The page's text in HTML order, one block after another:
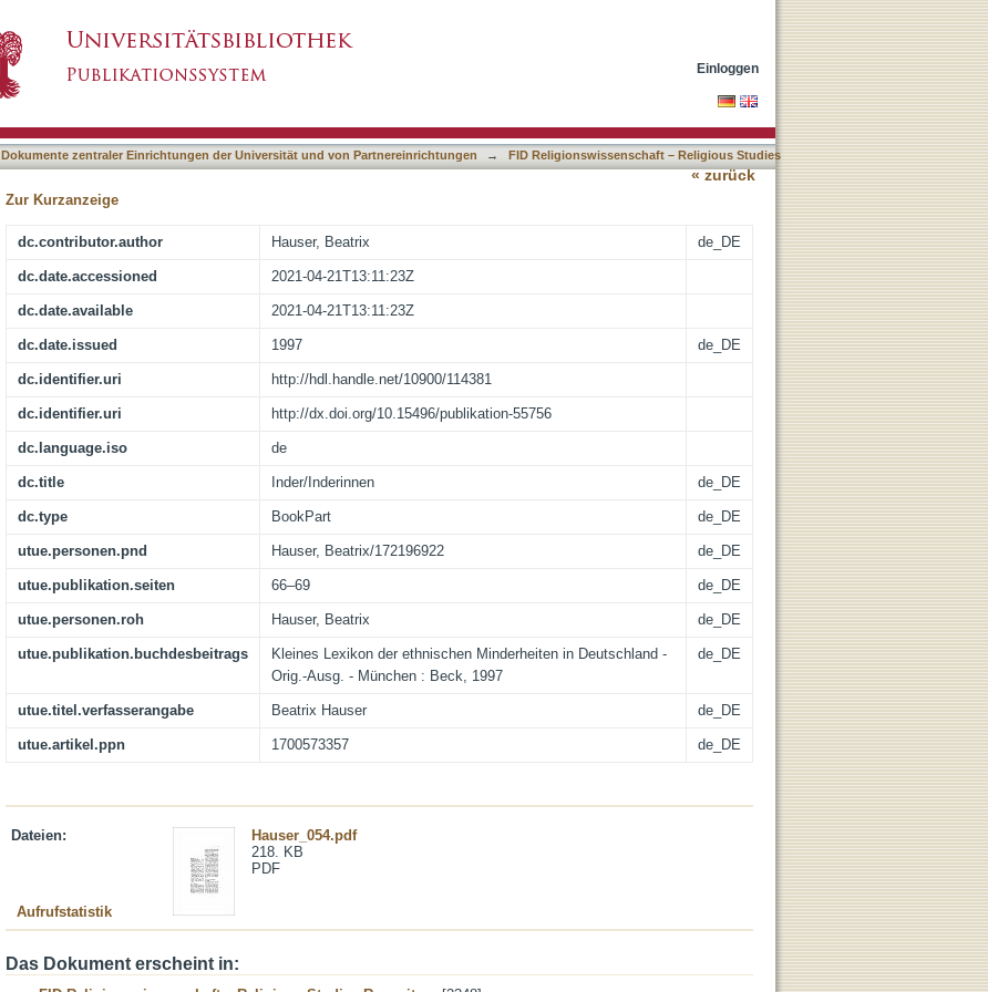
Einloggen
Dokumente zentraler Einrichtungen der Universität und von Partnereinrichtungen →
FID Religionswissenschaft – Religious Studies
« zurück
Zur Kurzanzeige
dc.contributor.author Hauser, Beatrix de_DE
dc.date.accessioned 2021-04-21T13:11:23Z
dc.date.available 2021-04-21T13:11:23Z
dc.date.issued 1997 de_DE
dc.identifier.uri http://hdl.handle.net/10900/114381
dc.identifier.uri http://dx.doi.org/10.15496/publikation-55756
dc.language.iso de
dc.title Inder/Inderinnen de_DE
dc.type BookPart de_DE
utue.personen.pnd Hauser, Beatrix/172196922 de_DE
utue.publikation.seiten 66–69 de_DE
utue.personen.roh Hauser, Beatrix de_DE
utue.publikation.buchdesbeitrags
Kleines Lexikon der ethnischen Minderheiten in Deutschland -
Orig.-Ausg. - München : Beck, 1997
de_DE
utue.titel.verfasserangabe Beatrix Hauser de_DE
utue.artikel.ppn 1700573357 de_DE
Dateien:
Hauser_054.pdf
218. KB
PDF
Aufrufstatistik
Das Dokument erscheint in: